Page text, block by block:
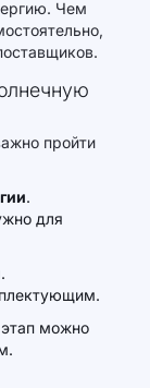
Чем
пройти
.
для
.
можно